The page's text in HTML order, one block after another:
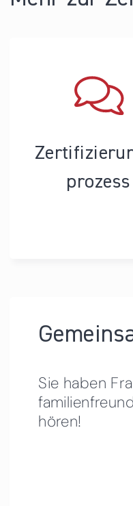
prozess
Sie haben
hören!